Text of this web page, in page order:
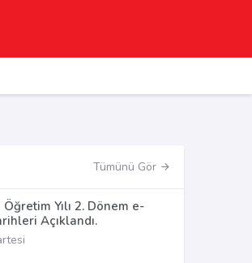
Tümünü Gör
Yılı 2. Dönem e-
Açıklandı.